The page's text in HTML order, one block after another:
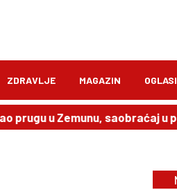
ZDRAVLJE MAGAZIN OGLASI
saobraćaj u prekidu